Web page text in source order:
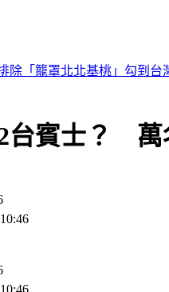
除「籠罩北北基桃」勾到台
台賓士？